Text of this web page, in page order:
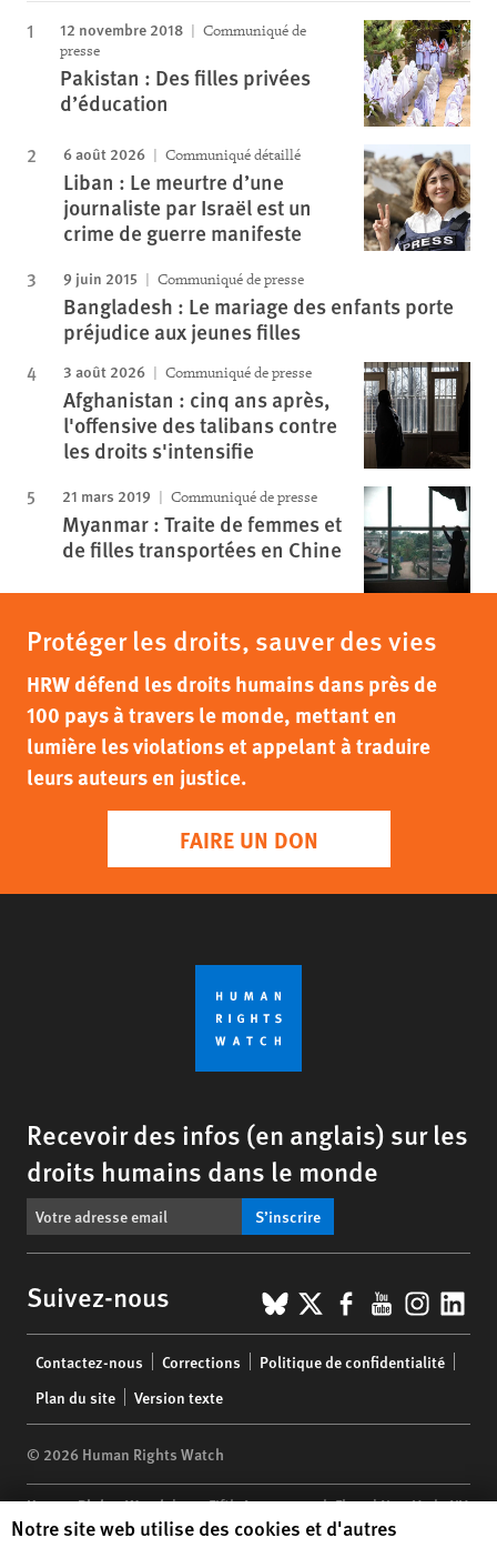
12 novembre 2018
Communiqué de
presse
Pakistan : Des filles privées
d’éducation
6 août 2026 Communiqué détaillé
Liban : Le meurtre d’une
journaliste par Israël est un
crime de guerre manifeste
9 juin 2015 Communiqué de presse
Bangladesh : Le mariage des enfants porte
préjudice aux jeunes filles
3 août 2026 Communiqué de presse
Afghanistan : cinq ans après,
l'offensive des talibans contre
les droits s'intensifie
21 mars 2019 Communiqué de presse
Myanmar : Traite de femmes et
de filles transportées en Chine
Protéger les droits, sauver des vies
HRW défend les droits humains dans près de
100 pays à travers le monde, mettant en
lumière les violations et appelant à traduire
leurs auteurs en justice.
FAIRE UN DON
Recevoir des infos (en anglais) sur les
droits humains dans le monde
S’inscrire
Suivez-nous BlueSky
X Facebook
YouTube
menu
Contactez-nous Corrections
Politique de confidentialité
Plan du site
Version texte
© 2026 Human Rights Watch
Human Rights Watch| 350 Fifth Avenue, 34th Floor | New York,NY
10118-3299USA |t1.212.290.4700
Human Rights Watch cookie preferences
Notre site web utilise des cookies et d'autres